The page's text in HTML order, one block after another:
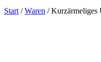
Start /Waren / Kurzärmeliges